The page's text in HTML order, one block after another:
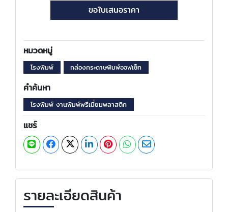
ขอใบเสนอราคา
หมวดหมู่
โรงพิมพ์ กล่องกระดาษพิมพ์ออฟเซ็ท
คำค้นหา
โรงพิมพ์ งานพิมพ์พรีเมี่ยมพลาสติก
แชร์
รายละเอียดสินค้า